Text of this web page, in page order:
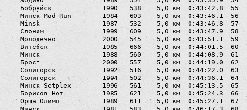
Бобруйск             1990   538    5,0 км  0:43:42.8  55
Минск Mad Run        1984   603    5,0 км  0:43:46.1  56
Minsk                1987   532    5,0 км  0:43:46.8  57
Слоним               1999   609    5,0 км  0:43:47.9  58
Молодечно            2000   545    5,0 км  0:43:51.1  59
Витебск              1985   666    5,0 км  0:44:01.5  60
Минск                1988   560    5,0 км  0:44:08.9  61
Брест                2000   557    5,0 км  0:44:19.0  62
Солигорск            1992   516    5,0 км  0:44:22.0  63
Солигорск            1994   502    5,0 км  0:44:36.1  64
Минск Setplex        1996   561    5,0 км  0:45:13.5  65
Борисов Нет          1985   621    5,0 км  0:45:24.3  66
Орша Олимп           1989   611    5,0 км  0:45:27.1  67